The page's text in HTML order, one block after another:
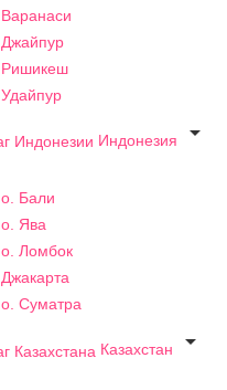
Варанаси
Джайпур
Ришикеш
Удайпур
Индонезия

о. Бали
о. Ява
о. Ломбок
Джакарта
о. Суматра
Казахстан
